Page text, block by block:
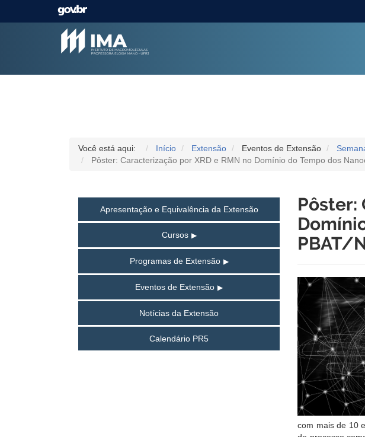
Você está aqui: Início Extensão Eventos de Extensão
Pôster: Caracterização por XRD e RMN no Domínio do Tempo dos
Apresentação e Equivalência da Extensão
Cursos
Programas de Extensão
Eventos de Extensão
Notícias da Extensão
Calendário PR5
Pôster:
PBAT/
com mais de 10